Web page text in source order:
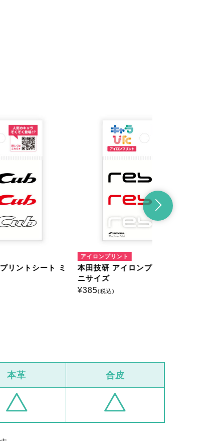
本田技研 アイロンプリントシート ミ
本革 合皮